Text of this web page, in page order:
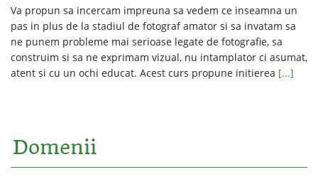
Va propun sa incercam impreuna sa vedem ce inseamna un
pas in plus de la stadiul de fotograf amator si sa invatam sa
ne punem probleme mai serioase legate de fotografie, sa
construim si sa ne exprimam vizual, nu intamplator ci asumat,
atent si cu un ochi educat. Acest curs propune initierea [...]
Domenii